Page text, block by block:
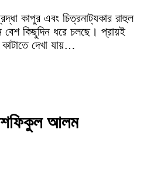
কাপুর এবং চিত্রনাট্যকার রাহুল
বেশ কিছুদিন ধরে চলছে। প্রায়ই
দেখা যায়…
শফিকুল আলম